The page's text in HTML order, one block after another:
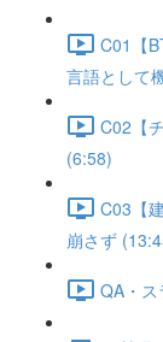
C01【
言語として
C02【
(6:58)
C03【
崩さず
QA・